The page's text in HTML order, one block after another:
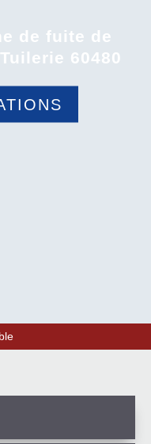
de fuite de
60480